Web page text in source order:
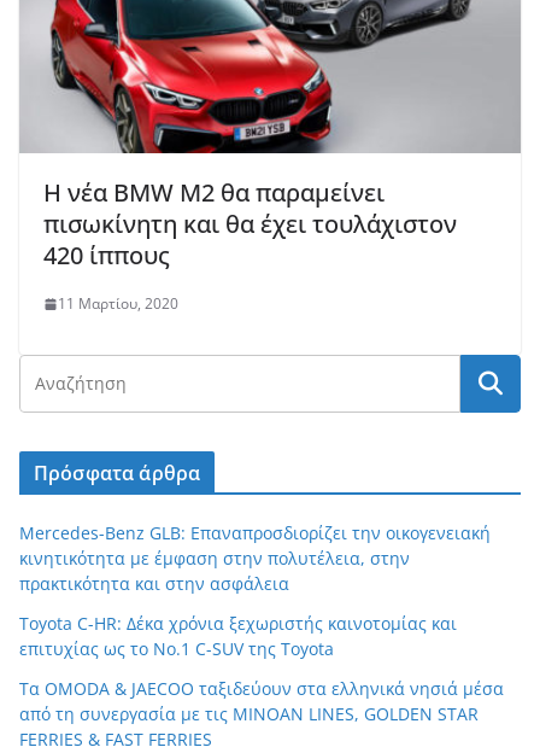
Η νέα BMW M2 θα παραμείνει
πισωκίνητη και θα έχει τουλάχιστον
420 ίππους
11 Μαρτίου, 2020
Πρόσφατα άρθρα
Mercedes-Benz GLB: Επαναπροσδιορίζει την οικογενειακή
κινητικότητα με έμφαση στην πολυτέλεια, στην
πρακτικότητα και στην ασφάλεια
Toyota C-HR: Δέκα χρόνια ξεχωριστής καινοτομίας και
επιτυχίας ως το Νο.1 C-SUV της Toyota
Τα OMODA & JAECOO ταξιδεύουν στα ελληνικά νησιά μέσα
από τη συνεργασία με τις MINOAN LINES, GOLDEN STAR
FERRIES & FAST FERRIES